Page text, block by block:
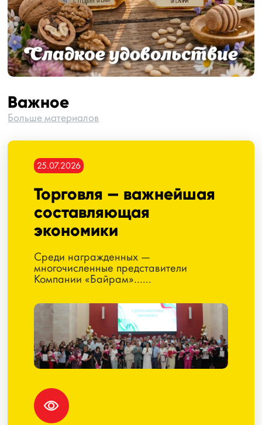
Важное
Больше материалов
25.07.2026
Торговля — важнейшая
составляющая
экономики
Среди награжденных —
многочисленные представители
Компании «Байрам»…...